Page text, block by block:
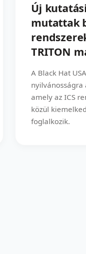
Új
mutattak
TRITON
A Black Hat
nyilvánosságra
amely az ICS
közül
foglalkozik.